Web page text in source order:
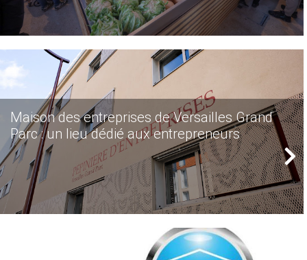
Maison des entreprises de Versailles Grand
Parc : un lieu dédié aux entrepreneurs